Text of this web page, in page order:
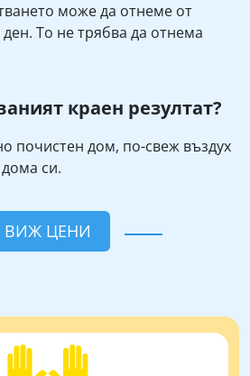
може да отнеме от
То не трябва да отнема
краен резултат?
почистен дом, по-свеж въздух
си.
ВИЖ ЦЕНИ